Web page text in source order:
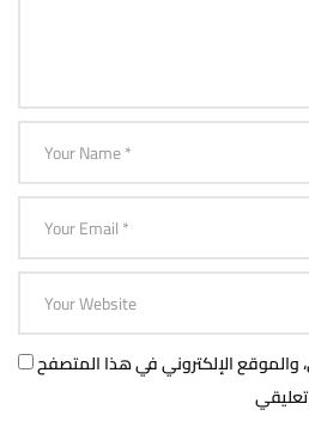
والموقع الإلكتروني في هذا المتصفح